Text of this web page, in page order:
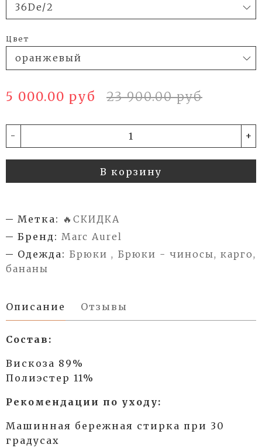
Цвет
5 000.00 руб 23 900.00 руб
- +
В корзину
Метка: 🔥СКИДКА
Бренд: Marc Aurel
Одежда: Брюки , Брюки - чиносы, карго,
бананы
Описание Отзывы
Состав:
Вискоза 89%
Полиэстер 11%
Рекомендации по уходу:
Машинная бережная стирка при 30
градусах